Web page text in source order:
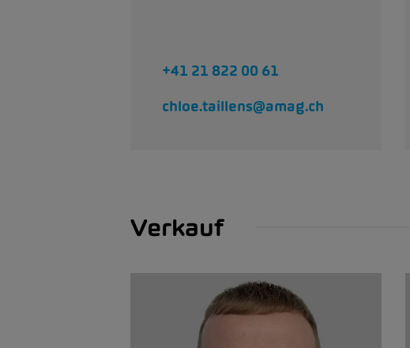
+41 21 822 00 61
chloe.taillens@amag.ch
Verkauf